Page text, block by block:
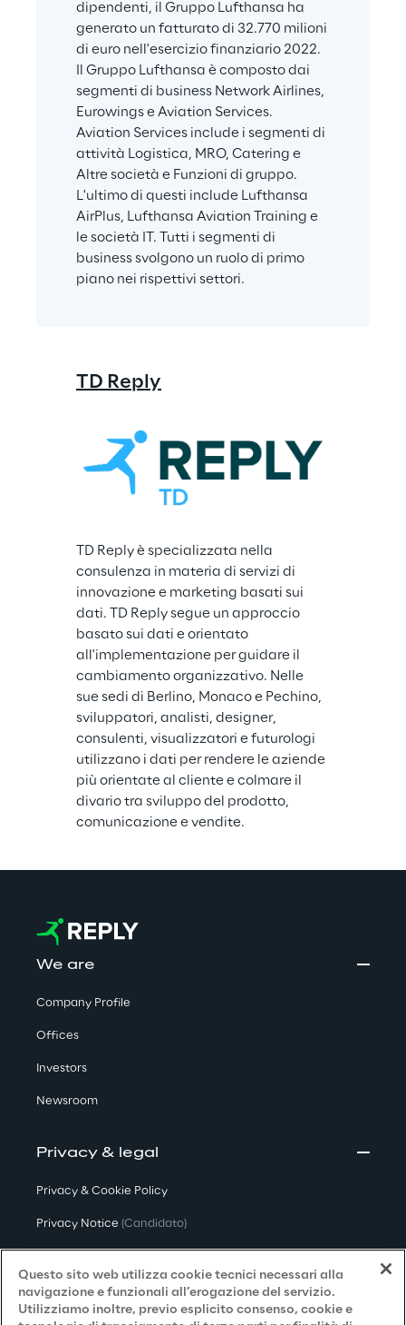
dipendenti, il Gruppo Lufthansa ha
generato un fatturato di 32.770 milioni
di euro nell'esercizio finanziario 2022.
Il Gruppo Lufthansa è composto dai
segmenti di business Network Airlines,
Eurowings e Aviation Services.
Aviation Services include i segmenti di
attività Logistica, MRO, Catering e
Altre società e Funzioni di gruppo.
L'ultimo di questi include Lufthansa
AirPlus, Lufthansa Aviation Training e
le società IT. Tutti i segmenti di
business svolgono un ruolo di primo
piano nei rispettivi settori.
TD Reply
TD Reply è specializzata nella
consulenza in materia di servizi di
innovazione e marketing basati sui
dati. TD Reply segue un approccio
basato sui dati e orientato
all'implementazione per guidare il
cambiamento organizzativo. Nelle
sue sedi di Berlino, Monaco e Pechino,
sviluppatori, analisti, designer,
consulenti, visualizzatori e futurologi
utilizzano i dati per rendere le aziende
più orientate al cliente e colmare il
divario tra sviluppo del prodotto,
comunicazione e vendite.
We are
Company Profile
Offices
Investors
Newsroom
Privacy & legal
Privacy & Cookie Policy
Privacy Notice (Candidato)
Privacy Notice(Fornitore)
Privacy Notice (Marketing)
Questo sito web utilizza cookie tecnici necessari alla
navigazione e funzionali all’erogazione del servizio.
Utilizziamo inoltre, previo esplicito consenso, cookie e